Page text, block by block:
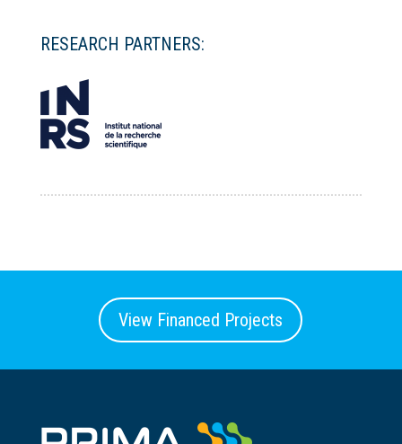
RESEARCH PARTNERS:
View Financed Projects